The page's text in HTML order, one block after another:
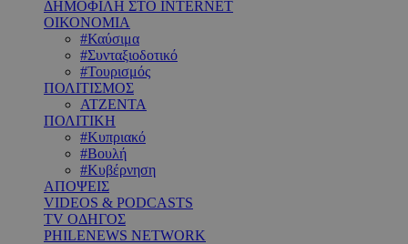
ΔΗΜΟΦΙΛΗ ΣΤΟ INTERNET
ΟΙΚΟΝΟΜΙΑ
#Καύσιμα
#Συνταξιοδοτικό
#Τουρισμός
ΠΟΛΙΤΙΣΜΟΣ
ΑΤΖΕΝΤΑ
ΠΟΛΙΤΙΚΗ
#Κυπριακό
#Βουλή
#Κυβέρνηση
ΑΠΟΨΕΙΣ
VIDEOS & PODCASTS
TV ΟΔΗΓΟΣ
PHILENEWS NETWORK